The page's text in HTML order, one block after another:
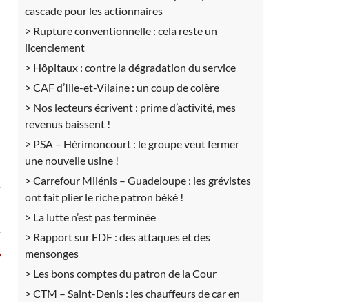
cascade pour les actionnaires
Rupture conventionnelle : cela reste un
licenciement
Hôpitaux : contre la dégradation du service
CAF d’Ille-et-Vilaine : un coup de colère
Nos lecteurs écrivent : prime d’activité, mes
revenus baissent !
PSA – Hérimoncourt : le groupe veut fermer
une nouvelle usine !
Carrefour Milénis – Guadeloupe : les grévistes
ont fait plier le riche patron béké !
La lutte n’est pas terminée
Rapport sur EDF : des attaques et des
mensonges
Les bons comptes du patron de la Cour
CTM – Saint-Denis : les chauffeurs de car en